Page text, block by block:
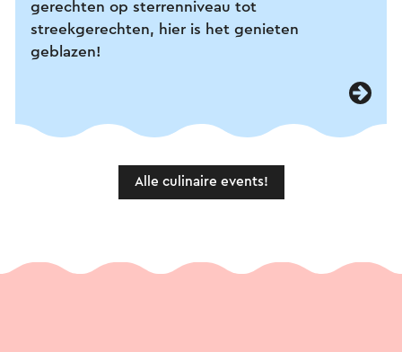
gerechten op sterrenniveau tot
streekgerechten, hier is het genieten
geblazen!
Alle culinaire events!